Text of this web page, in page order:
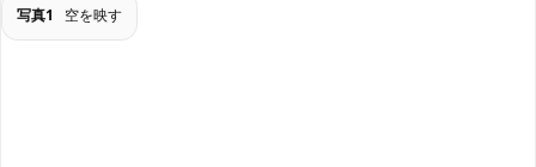
写真1 空を映す